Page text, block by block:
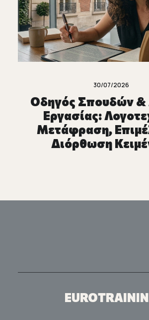
30/07/2026
Οδηγός Σπουδών &
Εργασίας:
Μετάφραση,
Διόρθωση